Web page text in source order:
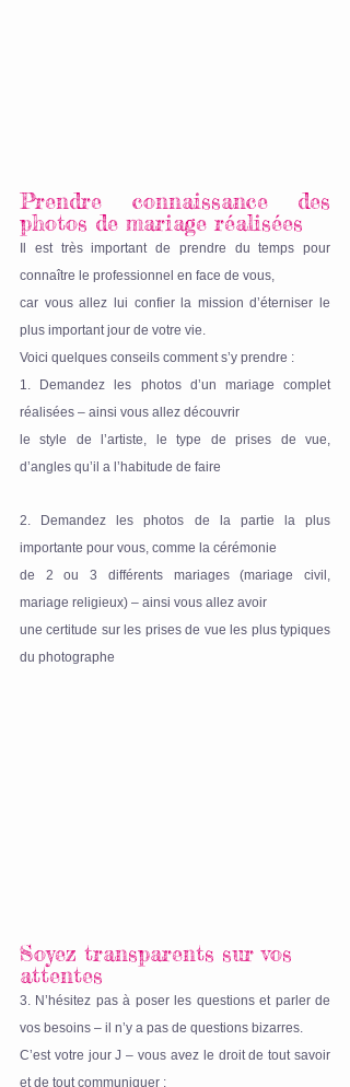
Prendre connaissance des
photos de mariage réalisées
Il est très important de prendre du temps pour
connaître le professionnel en face de vous,
car vous allez lui confier la mission d’éterniser le
plus important jour de votre vie.
Voici quelques conseils comment s’y prendre :
1. Demandez les photos d’un mariage complet
réalisées – ainsi vous allez découvrir
le style de l’artiste, le type de prises de vue,
d’angles qu’il a l’habitude de faire
2. Demandez les photos de la partie la plus
importante pour vous, comme la cérémonie
de 2 ou 3 différents mariages (mariage civil,
mariage religieux) – ainsi vous allez avoir
une certitude sur les prises de vue les plus typiques
du photographe
Soyez transparents sur vos
attentes
3. N’hésitez pas à poser les questions et parler de
vos besoins – il n’y a pas de questions bizarres.
C’est votre jour J – vous avez le droit de tout savoir
et de tout communiquer :